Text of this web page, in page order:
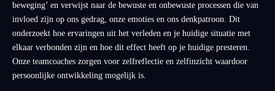
beweging’ en verwijst naar de bewuste en onbewuste processen die van
invloed zijn op ons gedrag, onze emoties en ons denkpatroon. Dit
onderzoekt hoe ervaringen uit het verleden en je huidige situatie met
elkaar verbonden zijn en hoe dit effect heeft op je huidige presteren.
Onze teamcoaches zorgen voor zelfreflectie en zelfinzicht waardoor
persoonlijke ontwikkeling mogelijk is.